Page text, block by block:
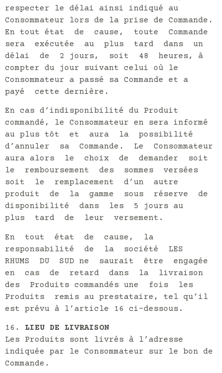
respecter le délai ainsi indiqué au
Consommateur lors de la prise de Commande.
En tout état de cause, toute Commande
sera exécutée au plus tard dans un
délai de 2 jours, soit 48 heures, à
compter du jour suivant celui où le
Consommateur a passé sa Commande et a
payé cette dernière.
En cas d’indisponibilité du Produit
commandé, le Consommateur en sera informé
au plus tôt et aura la possibilité
d’annuler sa Commande. Le Consommateur
aura alors le choix de demander soit
le remboursement des sommes versées
soit le remplacement d’un autre
produit de la gamme sous réserve de
disponibilité dans les 5 jours au
plus tard de leur versement.
En tout état de cause, la
responsabilité de la société LES
RHUMS DU SUD ne saurait être engagée
en cas de retard dans la livraison
des Produits commandés une fois les
Produits remis au prestataire, tel qu’il
est prévu à l’article 16 ci-dessous.
LIEU DE LIVRAISON
Les Produits sont livrés à l’adresse
indiquée par le Consommateur sur le bon de
Commande.